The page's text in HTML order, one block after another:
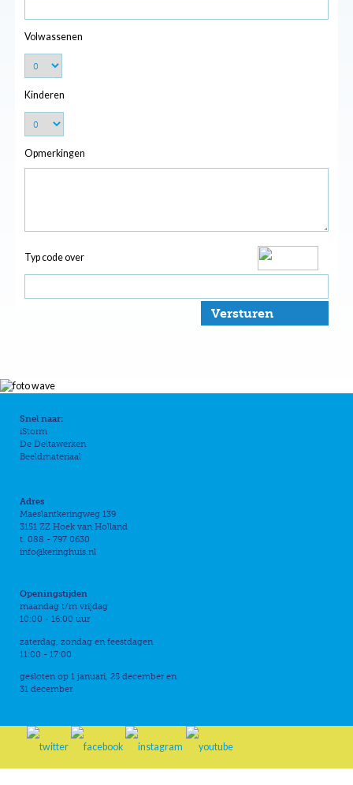
Volwassenen
Kinderen
Opmerkingen
Typ code over
Versturen
Snel naar:
iStorm
De Deltawerken
Beeldmateriaal
Adres
Maeslantkeringweg 139
3151 ZZ Hoek van Holland
t. 088 - 797 0630
info@keringhuis.nl
Openingstijden
maandag t/m vrijdag
10:00 - 16:00 uur
zaterdag, zondag en feestdagen
11:00 - 17:00
gesloten op 1 januari, 25 december en
31 december